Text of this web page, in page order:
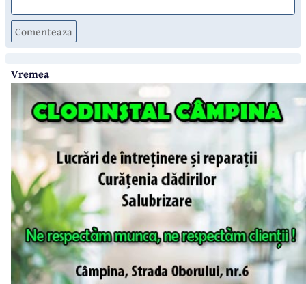
Comenteaza
Vremea